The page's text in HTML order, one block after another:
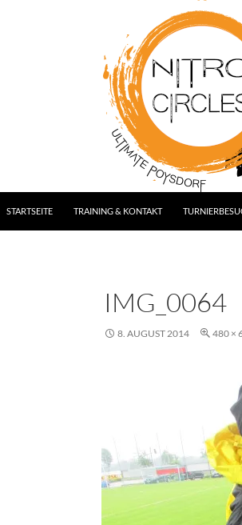
STARTSEITE TRAINING & KONTAKT
IMG_0064
8. AUGUST 2014 480 ×